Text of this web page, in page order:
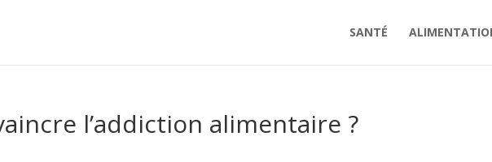
SANTÉ
l’addiction alimentaire ?